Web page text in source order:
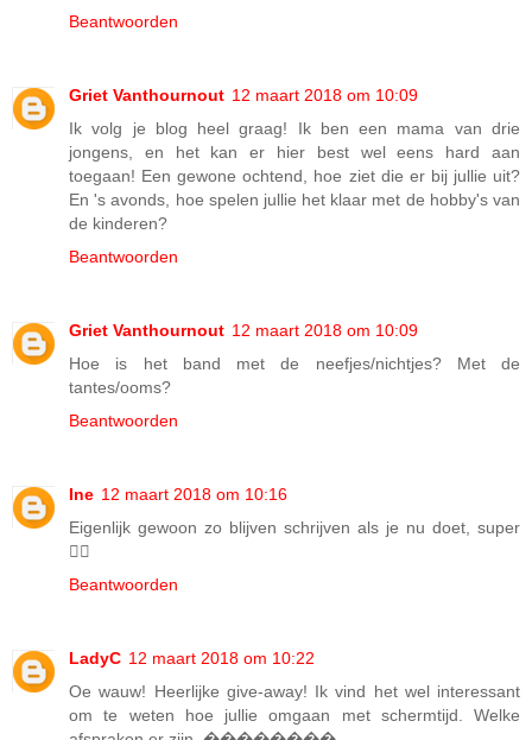
Beantwoorden
Griet Vanthournout 12 maart 2018 om 10:09
Ik volg je blog heel graag! Ik ben een mama van drie
jongens, en het kan er hier best wel eens hard aan
toegaan! Een gewone ochtend, hoe ziet die er bij jullie uit?
En 's avonds, hoe spelen jullie het klaar met de hobby's van
de kinderen?
Beantwoorden
Griet Vanthournout 12 maart 2018 om 10:09
Hoe is het band met de neefjes/nichtjes? Met de
tantes/ooms?
Beantwoorden
Ine 12 maart 2018 om 10:16
Eigenlijk gewoon zo blijven schrijven als je nu doet, super
👍🏻
Beantwoorden
LadyC 12 maart 2018 om 10:22
Oe wauw! Heerlijke give-away! Ik vind het wel interessant
om te weten hoe jullie omgaan met schermtijd. Welke